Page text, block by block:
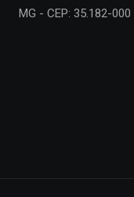
MG - CEP: 35.182-000